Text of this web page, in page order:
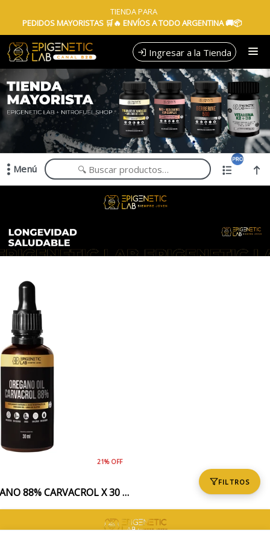
TIENDA PARA
PEDIDOS MAYORISTAS 🛒🔥 ENVÍOS A TODO ARGENTINA 🚚📦
Ingresar a la Tienda
CÓMO COMPRAR
QUIÉNES SOMOS
TIENDA MINORISTA
CONTACTO
Menú
FILTROS
21% OFF
ACEITE DE OREGANO 88% CARVACROL X 30 ML